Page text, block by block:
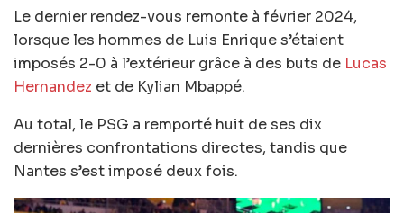
Le dernier rendez-vous remonte à février 2024,
lorsque les hommes de Luis Enrique s’étaient
imposés 2-0 à l’extérieur grâce à des buts de Lucas
Hernandez et de Kylian Mbappé.
Au total, le PSG a remporté huit de ses dix
dernières confrontations directes, tandis que
Nantes s’est imposé deux fois.